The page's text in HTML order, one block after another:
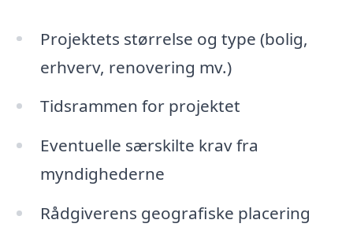
Projektets størrelse og type (bolig,
erhverv, renovering mv.)
Tidsrammen for projektet
Eventuelle særskilte krav fra
myndighederne
Rådgiverens geografiske placering